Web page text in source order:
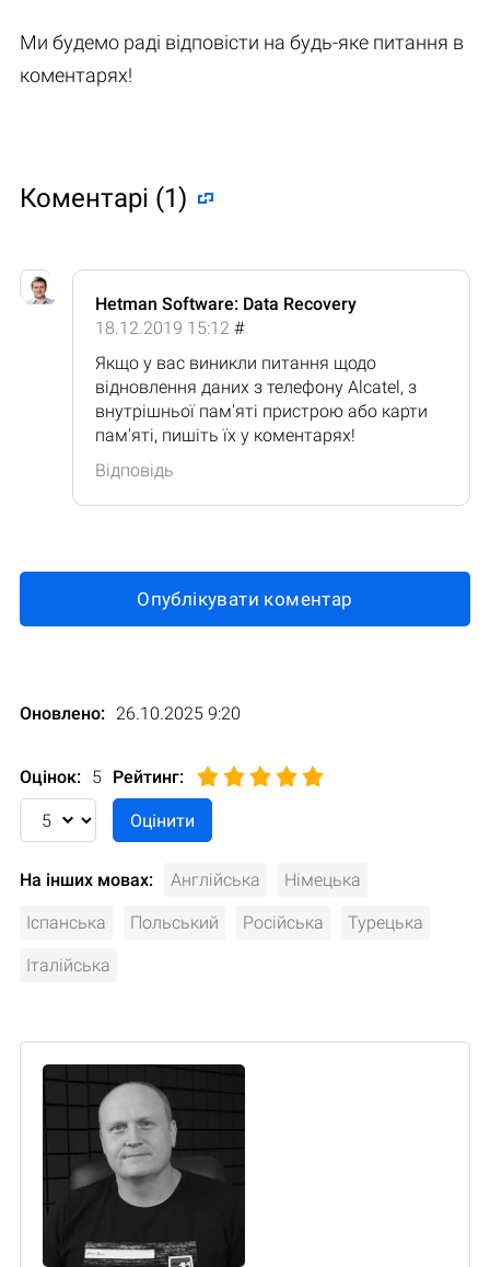
Ми будемо раді відповісти на будь-яке питання в
коментарях!
Коментарі (1)
Hetman Software: Data Recovery
18.12.2019 15:12 #
Якщо у вас виникли питання щодо
відновлення даних з телефону Alcatel, з
внутрішньої пам'яті пристрою або карти
пам'яті, пишіть їх у коментарях!
Відповідь
Опублікувати коментар
Оновлено: 26.10.2025 9:20
Оцінок: 5 Рейтинг:
На інших мовах: Англійська Німецька
Іспанська Польський Російська Турецька
Італійська